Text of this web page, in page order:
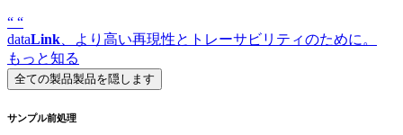
“ “
dataLink 、より高い再現性とトレーサビリティのために。
もっと知る
全ての製品製品を隠します
サンプル前処理